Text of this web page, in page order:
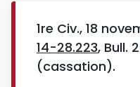
1re Civ., 18
14-28.223, Bull.
(cassation).